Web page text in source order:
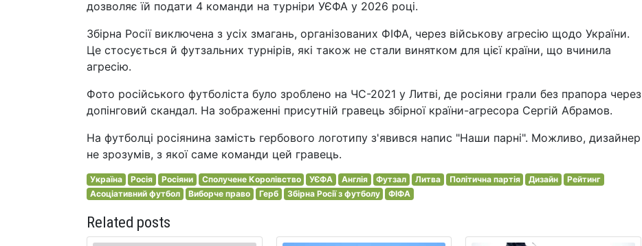
дозволяє їй подати 4 команди на турніри УЄФА у 2026 році.
Збірна Росії виключена з усіх змагань, організованих ФІФА, через військову агресію щодо України.
Це стосується й футзальних турнірів, які також не стали винятком для цієї країни, що вчинила
агресію.
Фото російського футболіста було зроблено на ЧС-2021 у Литві, де росіяни грали без прапора через
допінговий скандал. На зображенні присутній гравець збірної країни-агресора Сергій Абрамов.
На футболці росіянина замість гербового логотипу з'явився напис "Наши парні". Можливо, дизайнер
не зрозумів, з якої саме команди цей гравець.
Україна Росія Росіяни Сполучене Королівство УЄФА Англія Футзал Литва Політична партія Дизайн
Рейтинг
Асоціативний футбол
Виборче право Герб Збірна Росії з футболу ФІФА
Related posts